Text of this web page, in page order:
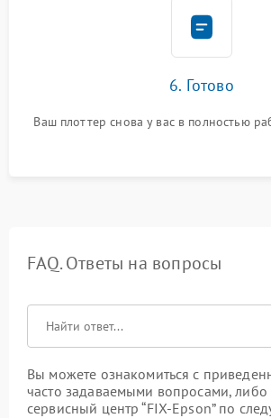
6. Готово
Ваш плоттер снова у вас в полностью
FAQ. Ответы на вопросы
Вы можете ознакомиться с
часто задаваемыми вопросами, либо
сервисный центр “FIX-Epson” по